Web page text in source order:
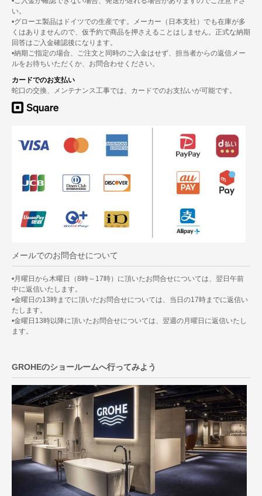
い。
•グローエ製品はドイツでの生産です。メーカー（日本支社）でも在庫が多
くはありませんので、仮予約で商品を押さえることはしません。正式な納期
回答はご入金確認後になります。
•納期ご指定の場合、ご注文と同時のご入金はせず、担当者からの返信メー
ルをお待ちいただくか、お問合わせください。
カードでのお支払い
蛇口の交換、メンテナンス工事では、カードでのお支払いが可能です。
メールでのお問合せについて
•月曜日から木曜日（8時～17時）に頂いたお問合せについては、翌日午前
中に返信いたします。
•金曜日の13時までに頂いだお問合せについては、当日の17時までに返信い
たします。
•金曜日13時以降に頂いたお問合せについては、翌週の月曜日に返信いたし
ます。
GROHEのショールームへ行ってみよう